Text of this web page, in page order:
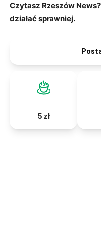
Czytasz Rzeszów
działać sprawniej.
5 zł